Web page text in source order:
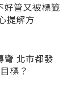
好管又被標籤
提解方
彎 北市都發
標？